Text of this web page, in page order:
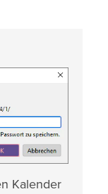
Kalender